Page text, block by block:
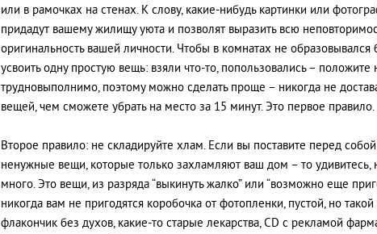
или в рамочках на стенах. К слову, какие-нибудь картинки или
придадут вашему жилищу уюта и позволят выразить всю
оригинальность вашей личности. Чтобы в комнатах не образовывался
усвоить одну простую вещь: взяли что-то, попользовались – положите
трудновыполнимо, поэтому можно сделать проще – никогда не
вещей, чем сможете убрать на место за 15 минут. Это первое правило.
Второе правило: не складируйте хлам. Если вы поставите перед
ненужные вещи, которые только захламляют ваш дом – то удивитесь,
много. Это вещи, из разряда “выкинуть жалко” или “возможно еще
никогда вам не пригодятся коробочка от фотопленки, пустой, но
флакончик без духов, какие-то старые лекарства, CD с рекламой